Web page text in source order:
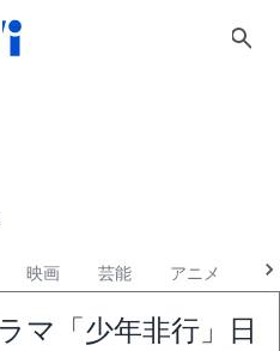
映画 芸能 アニメ
マ「少年非行」日